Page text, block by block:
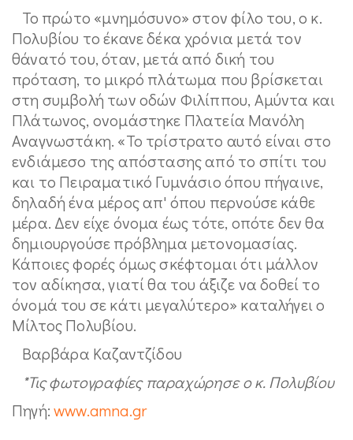
Το πρώτο «μνημόσυνο» στον φίλο του, ο κ.
Πολυβίου το έκανε δέκα χρόνια μετά τον
θάνατό του, όταν, μετά από δική του
πρόταση, το μικρό πλάτωμα που βρίσκεται
στη συμβολή των οδών Φιλίππου, Αμύντα και
Πλάτωνος, ονομάστηκε Πλατεία Μανόλη
Αναγνωστάκη. «Το τρίστρατο αυτό είναι στο
ενδιάμεσο της απόστασης από το σπίτι του
και το Πειραματικό Γυμνάσιο όπου πήγαινε,
δηλαδή ένα μέρος απ' όπου περνούσε κάθε
μέρα. Δεν είχε όνομα έως τότε, οπότε δεν θα
δημιουργούσε πρόβλημα μετονομασίας.
Κάποιες φορές όμως σκέφτομαι ότι μάλλον
τον αδίκησα, γιατί θα του άξιζε να δοθεί το
όνομά του σε κάτι μεγαλύτερο» καταλήγει ο
Μίλτος Πολυβίου.
Βαρβάρα Καζαντζίδου
*Τις φωτογραφίες παραχώρησε ο κ. Πολυβίου
Πηγή:www.amna.gr